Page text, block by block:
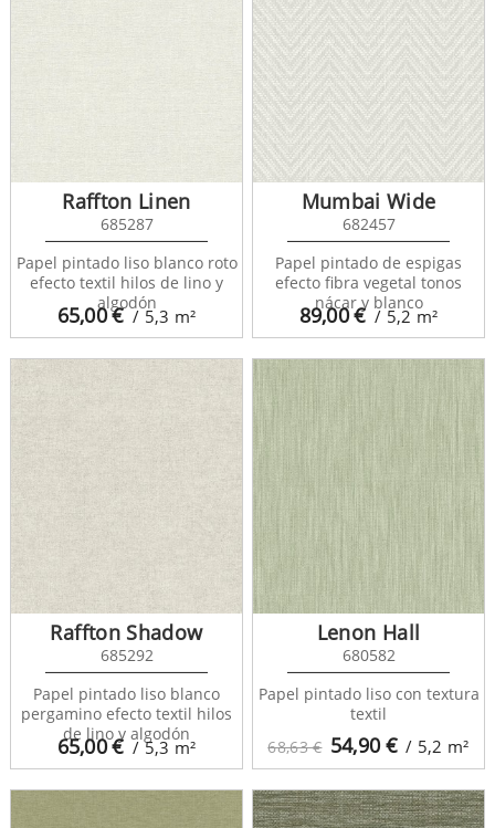
65,00€ / 5,3 m²
Raffton Linen
685287
Papel pintado liso blanco roto
efecto textil hilos de lino y
algodón
89,00€ / 5,2m²
Mumbai Wide
682457
Papel pintado de espigas
efecto fibra vegetal tonos
nácar y blanco
65,00€ / 5,3m²
Raffton Shadow
685292
Papel pintado liso blanco
pergamino efecto textil hilos
de lino y algodón
68,63 € 54,90€ / 5,2 m²
Lenon Hall
680582
Papel pintado liso con textura
textil